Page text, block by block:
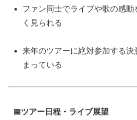
ファン同士でライブや歌の感動
く見られる
来年のツアーに絶対参加する決
まっている
📅ツアー日程・ライブ展望